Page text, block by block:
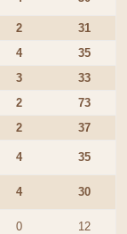
2
31
4
35
3
33
2
73
2
37
4
35
4
30
0
12